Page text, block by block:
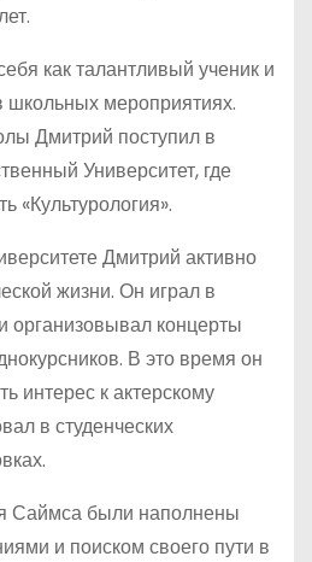
как талантливый ученик и
школьных мероприятиях.
Дмитрий поступил в
Университет, где
«Культурология».
Дмитрий активно
жизни. Он играл в
организовывал концерты
В это время он
интерес к актерскому
в студенческих
Саймса были наполнены
и поиском своего пути в